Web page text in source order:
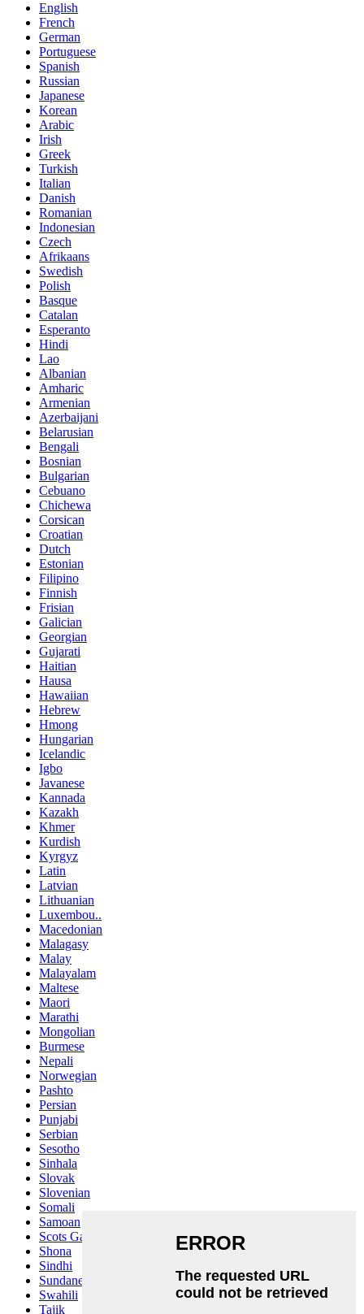
English
French
German
Portuguese
Spanish
Russian
Japanese
Korean
Arabic
Irish
Greek
Turkish
Italian
Danish
Romanian
Indonesian
Czech
Afrikaans
Swedish
Polish
Basque
Catalan
Esperanto
Hindi
Lao
Albanian
Amharic
Armenian
Azerbaijani
Belarusian
Bengali
Bosnian
Bulgarian
Cebuano
Chichewa
Corsican
Croatian
Dutch
Estonian
Filipino
Finnish
Frisian
Galician
Georgian
Gujarati
Haitian
Hausa
Hawaiian
Hebrew
Hmong
Hungarian
Icelandic
Igbo
Javanese
Kannada
Kazakh
Khmer
Kurdish
Kyrgyz
Latin
Latvian
Lithuanian
Luxembou..
Macedonian
Malagasy
Malay
Malayalam
Maltese
Maori
Marathi
Mongolian
Burmese
Nepali
Norwegian
Pashto
Persian
Punjabi
Serbian
Sesotho
Sinhala
Slovak
Slovenian
Somali
Samoan
Scots Gaelic
Shona
Sindhi
Sundanese
Swahili
Tajik